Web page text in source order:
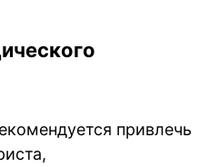
привлечь